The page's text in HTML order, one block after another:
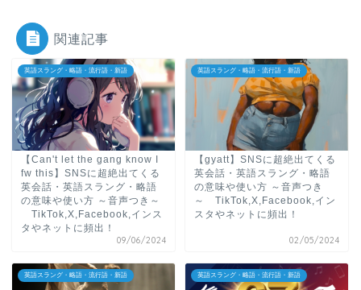
関連記事
英語スラング・略語・流行語・新語
【Can't let the gang know I
fw this】SNSに超絶出てくる
英会話・英語スラング・略語
の意味や使い方 ～音声つき～
TikTok,X,Facebook,インス
タやネットに頻出！
09/06/2024
英語スラング・略語・流行語・新語
【gyatt】SNSに超絶出てくる
英会話・英語スラング・略語
の意味や使い方 ～音声つき
～ TikTok,X,Facebook,イン
スタやネットに頻出！
02/05/2024
英語スラング・略語・流行語・新語 英語スラング・略語・流行語・新語